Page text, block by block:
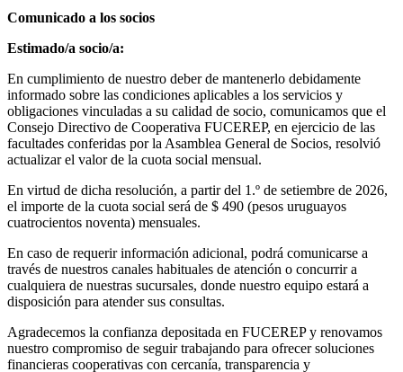
Comunicado a los socios
Estimado/a socio/a:
En cumplimiento de nuestro deber de mantenerlo debidamente
informado sobre las condiciones aplicables a los servicios y
obligaciones vinculadas a su calidad de socio, comunicamos que el
Consejo Directivo de Cooperativa FUCEREP, en ejercicio de las
facultades conferidas por la Asamblea General de Socios, resolvió
actualizar el valor de la cuota social mensual.
En virtud de dicha resolución, a partir del 1.º de setiembre de 2026,
el importe de la cuota social será de $ 490 (pesos uruguayos
cuatrocientos noventa) mensuales.
En caso de requerir información adicional, podrá comunicarse a
través de nuestros canales habituales de atención o concurrir a
cualquiera de nuestras sucursales, donde nuestro equipo estará a
disposición para atender sus consultas.
Agradecemos la confianza depositada en FUCEREP y renovamos
nuestro compromiso de seguir trabajando para ofrecer soluciones
financieras cooperativas con cercanía, transparencia y